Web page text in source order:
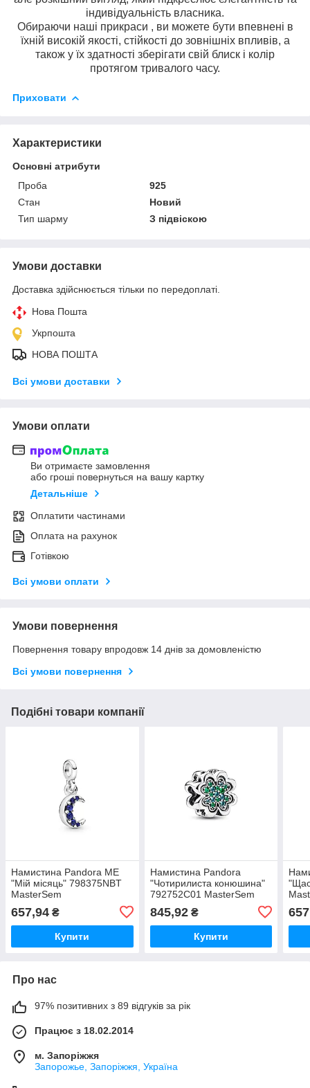
індивідуальність власника.
Обираючи наші прикраси , ви можете бути впевнені в
їхній високій якості, стійкості до зовнішніх впливів, а
також у їх здатності зберігати свій блиск і колір
протягом тривалого часу.
Приховати
Характеристики
Основні атрибути
Проба
925
Стан
Новий
Тип шарму
З підвіскою
Умови доставки
Доставка здійснюється тільки по передоплаті.
Нова Пошта
Укрпошта
НОВА ПОШТА
Всі умови доставки
Умови оплати
Ви отримаєте замовлення
або гроші повернуться на вашу картку
Детальніше
Оплатити частинами
Оплата на рахунок
Готівкою
Всі умови оплати
Умови повернення
Повернення товару впродовж 14 днів за домовленістю
Всі умови повернення
Подібні товари компанії
Намистина Pandora ME
"Мій місяць" 798375NBT
MasterSem
657,94 ₴
Купити
Намистина Pandora
"Чотирилиста конюшина"
792752C01 MasterSem
845,92₴
Купити
Про нас
97% позитивних з 89 відгуків за рік
Працює з 18.02.2014
м. Запоріжжя
Запорожье, Запоріжжя, Україна